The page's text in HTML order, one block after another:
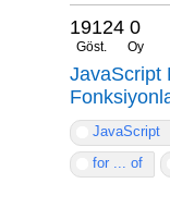
19124
Göst.
0
Oy
JavaScript
JavaScript
for ... of